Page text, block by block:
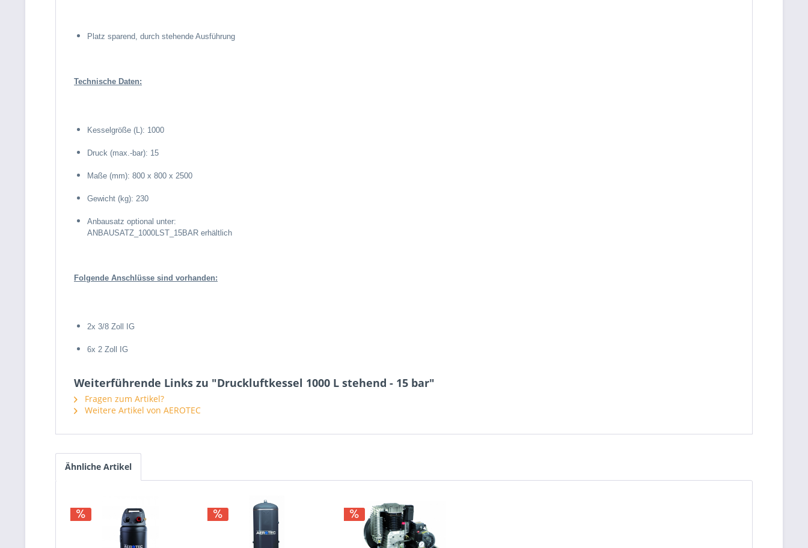
Platz sparend, durch stehende Ausführung
Technische Daten:
Kesselgröße (L): 1000
Druck (max.-bar): 15
Maße (mm): 800 x 800 x 2500
Gewicht (kg): 230
Anbausatz optional unter:
ANBAUSATZ_1000LST_15BAR erhältlich
Folgende Anschlüsse sind vorhanden:
2x 3/8 Zoll IG
6x 2 Zoll IG
Weiterführende Links zu "Druckluftkessel 1000 L stehend - 15 bar"
Fragen zum Artikel?
Weitere Artikel von AEROTEC
Ähnliche Artikel